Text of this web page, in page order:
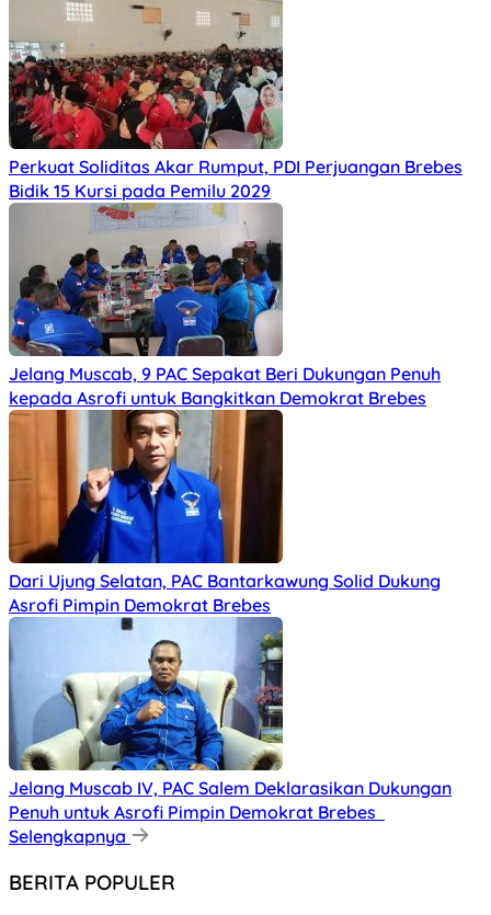
Perkuat Soliditas Akar Rumput, PDI Perjuangan Brebes
Bidik 15 Kursi pada Pemilu 2029
Jelang Muscab, 9 PAC Sepakat Beri Dukungan Penuh
kepada Asrofi untuk Bangkitkan Demokrat Brebes
Dari Ujung Selatan, PAC Bantarkawung Solid Dukung
Asrofi Pimpin Demokrat Brebes
Jelang Muscab IV, PAC Salem Deklarasikan Dukungan
Penuh untuk Asrofi Pimpin Demokrat Brebes
Selengkapnya
BERITA POPULER